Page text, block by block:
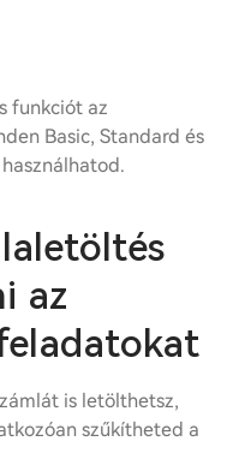
funkciót az
Basic, Standard és
az
is letölthetsz,
szűkítheted a